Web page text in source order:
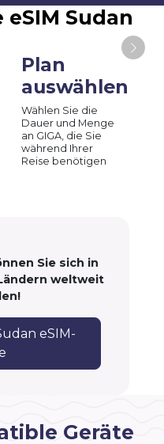
Sudan
Plan
auswählen
Wählen Sie die
Dauer und Menge
an GIGA, die Sie
während Ihrer
Reise benötigen
Sie sich in
weltweit
eSIM-
Geräte